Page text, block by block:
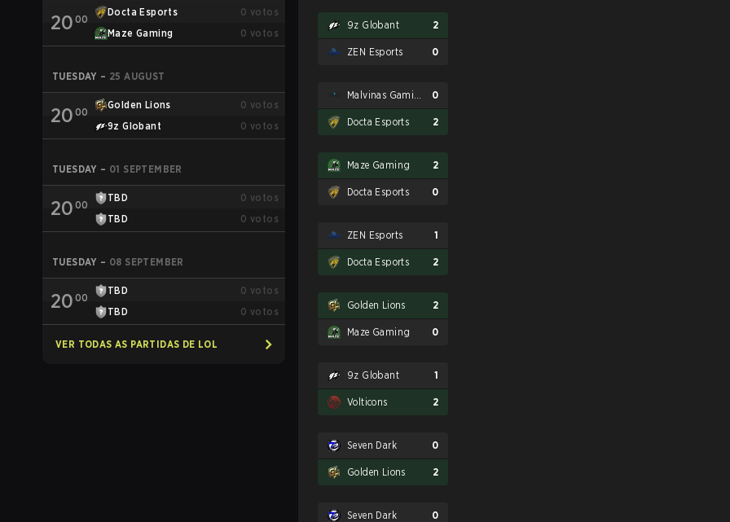
20 00
Docta Esports 0 votos
Maze Gaming
0 votos
TUESDAY – 25 AUGUST
20 00
Golden Lions 0 votos
9z Globant
0 votos
TUESDAY – 01 SEPTEMBER
20 00
TBD 0 votos
TBD
0 votos
TUESDAY – 08 SEPTEMBER
20 00
TBD 0 votos
TBD
0 votos
VER TODAS AS PARTIDAS DE LOL
9z Globant 2
ZEN Esports 0
0
Docta Esports 2
Maze Gaming 2
Docta Esports 0
ZEN Esports 1
Docta Esports 2
Golden Lions 2
Maze Gaming 0
9z Globant 1
Volticons 2
Seven Dark 0
Golden Lions 2
Seven Dark 0